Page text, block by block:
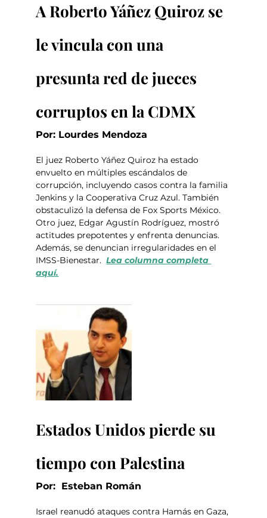
A Roberto Yáñez Quiroz se
le vincula con una
presunta red de jueces
corruptos en la CDMX
Por: Lourdes Mendoza
El juez Roberto Yáñez Quiroz ha estado
envuelto en múltiples escándalos de
corrupción, incluyendo casos contra la familia
Jenkins y la Cooperativa Cruz Azul. También
obstaculizó la defensa de Fox Sports México.
Otro juez, Edgar Agustín Rodríguez, mostró
actitudes prepotentes y enfrenta denuncias.
Además, se denuncian irregularidades en el
IMSS-Bienestar. Lea columna completa
aquí.
Estados Unidos pierde su
tiempo con Palestina
Por:  Esteban Román
Israel reanudó ataques contra Hamás en Gaza,